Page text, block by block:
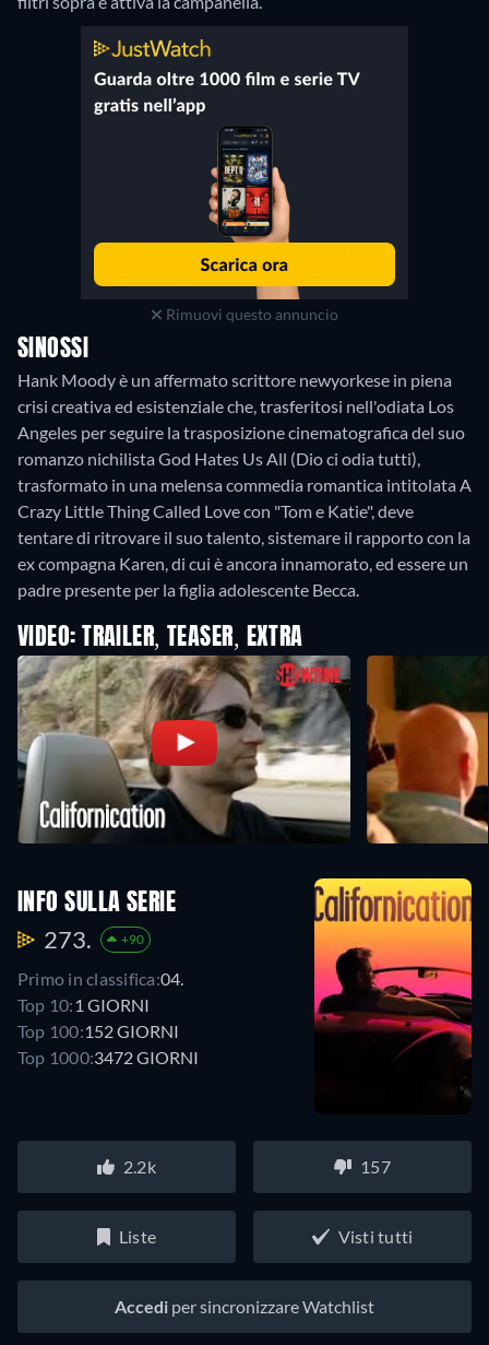
Rimuovi questo annuncio
SINOSSI
Hank Moody è un affermato scrittore newyorkese in piena
crisi creativa ed esistenziale che, trasferitosi nell'odiata Los
Angeles per seguire la trasposizione cinematografica del suo
romanzo nichilista God Hates Us All (Dio ci odia tutti),
trasformato in una melensa commedia romantica intitolata A
Crazy Little Thing Called Love con "Tom e Katie", deve
tentare di ritrovare il suo talento, sistemare il rapporto con la
ex compagna Karen, di cui è ancora innamorato, ed essere un
padre presente per la figlia adolescente Becca.
VIDEO: TRAILER, TEASER, EXTRA
INFO SULLA SERIE
273. +90
Primo in classifica:04.
Top 10: 1 GIORNI
Top 100:152 GIORNI
Top 1000:3472 GIORNI
2.2k 157
Liste Visti tutti
Accedi per sincronizzare Watchlist